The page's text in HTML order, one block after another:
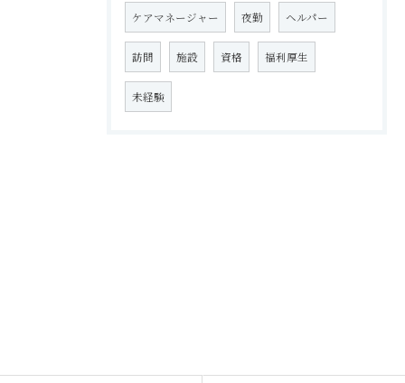
ケアマネージャー 夜勤 ヘルパー
訪問 施設 資格 福利厚生
未経験